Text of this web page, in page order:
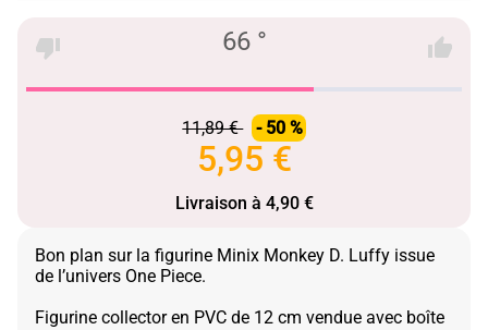
66 °
11,89 € - 50 %
5,95 €
Livraison à 4,90 €
Bon plan sur la figurine Minix Monkey D. Luffy issue
de l’univers One Piece.
Figurine collector en PVC de 12 cm vendue avec boîte